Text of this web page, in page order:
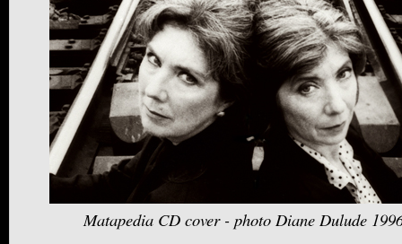
Matapedia CD cover - photo Diane Dulude